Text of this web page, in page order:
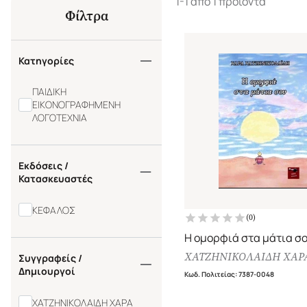
Φίλτρα
Κατηγορίες
ΠΑΙΔΙΚΗ
ΕΙΚΟΝΟΓΡΑΦΗΜΕΝΗ
ΛΟΓΟΤΕΧΝΙΑ
Εκδόσεις /
Κατασκευαστές
ΚΕΦΑΛΟΣ
Συγγραφείς /
Δημιουργοί
ΧΑΤΖΗΝΙΚΟΛΑΙΔΗ ΧΑΡΑ
(0)
Η ομορφιά στα μάτια
ΧΑΤΖΗΝΙΚΟΛΑΙΔΗ
Κωδ. Πολιτείας:7387-0048